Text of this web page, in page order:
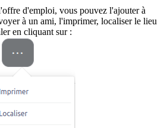
d'emploi, vous pouvez l'ajouter à
à un ami, l'imprimer, localiser le lieu
en cliquant sur :